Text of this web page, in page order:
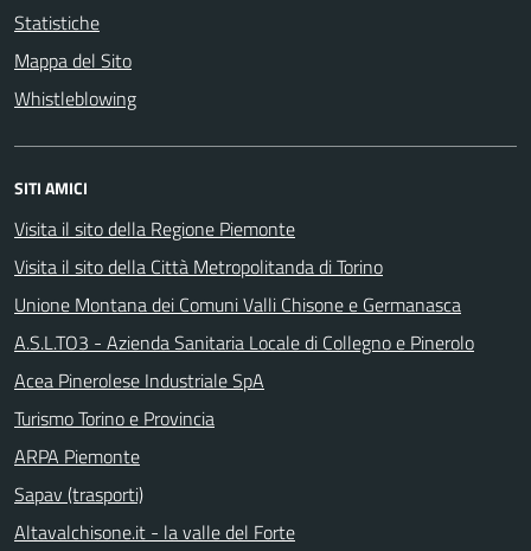
Statistiche
Mappa del Sito
Whistleblowing
SITI AMICI
Visita il sito della Regione Piemonte
Visita il sito della Città Metropolitanda di Torino
Unione Montana dei Comuni Valli Chisone e Germanasca
A.S.L.TO3 - Azienda Sanitaria Locale di Collegno e Pinerolo
Acea Pinerolese Industriale SpA
Turismo Torino e Provincia
ARPA Piemonte
Sapav (trasporti)
Altavalchisone.it - la valle del Forte